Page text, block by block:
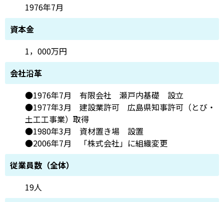
1976年7月
資本金
1，000万円
会社沿革
●1976年7月 有限会社 瀬戸内基礎 設立
●1977年3月 建設業許可 広島県知事許可（とび・
土工工事業）取得
●1980年3月 資材置き場 設置
●2006年7月 「株式会社」に組織変更
従業員数（全体）
19人